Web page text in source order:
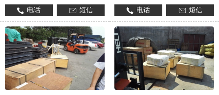
电话 短信 电话 短信